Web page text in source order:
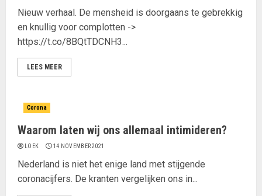
Nieuw verhaal. De mensheid is doorgaans te gebrekkig
en knullig voor complotten ->
https://t.co/8BQtTDCNH3...
LEES MEER
Corona
Waarom laten wij ons allemaal intimideren?
LOEK 14 NOVEMBER 2021
Nederland is niet het enige land met stijgende
coronacijfers. De kranten vergelijken ons in...